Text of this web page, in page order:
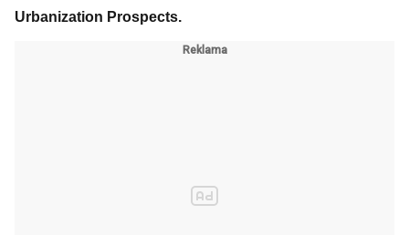
Urbanization Prospects.